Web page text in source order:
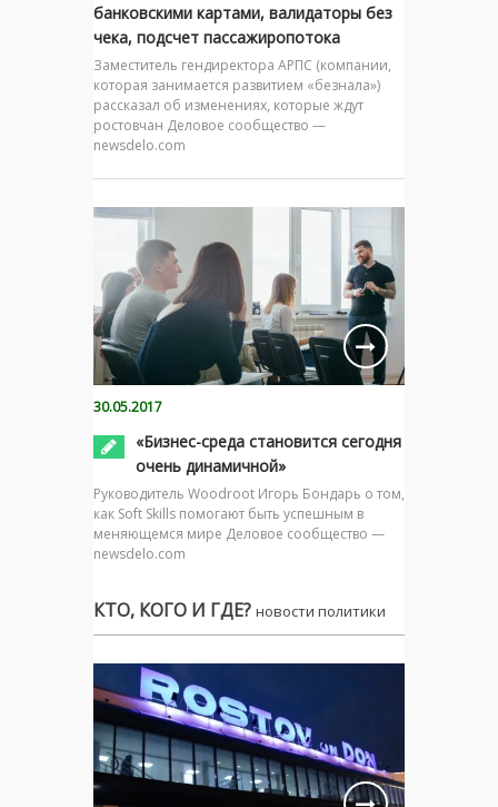
банковскими картами, валидаторы без
чека, подсчет пассажиропотока
Заместитель гендиректора АРПС (компании,
которая занимается развитием «безнала»)
рассказал об изменениях, которые ждут
ростовчан Деловое сообщество —
newsdelo.com
30.05.2017
«Бизнес-среда становится сегодня
очень динамичной»
Руководитель Woodroot Игорь Бондарь о том,
как Soft Skills помогают быть успешным в
меняющемся мире Деловое сообщество —
newsdelo.com
КТО, КОГО И ГДЕ? новости политики